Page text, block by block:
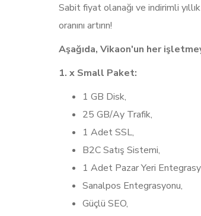
Sabit fiyat olanağı ve indirimli
oranını artırın!
Aşağıda, Vikaon'un her
1. x Small Paket:
1 GB Disk,
25 GB/Ay Trafik,
1 Adet SSL,
B2C Satış Sistemi,
1 Adet Pazar Yeri
Sanalpos Entegrasyonu,
Güçlü SEO,